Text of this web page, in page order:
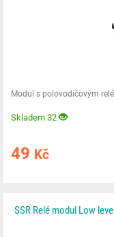
Modul s polovodičovým
Skladem 32
49 Kč
SSR Relé modul Low